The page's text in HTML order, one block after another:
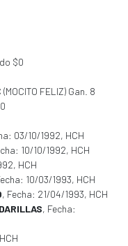
$0
(MOCITO FELIZ) Gan. 8
03/10/1992, HCH
10/10/1992, HCH
HCH
10/03/1993, HCH
, Fecha: 21/04/1993, HCH
, Fecha: